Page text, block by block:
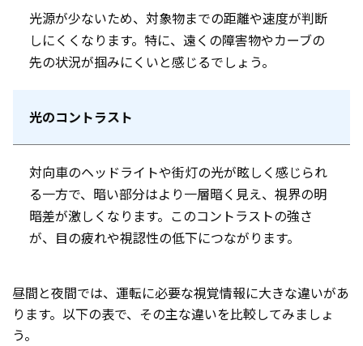
光源が少ないため、対象物までの距離や速度が判断
しにくくなります。特に、遠くの障害物やカーブの
先の状況が掴みにくいと感じるでしょう。
光のコントラスト
対向車のヘッドライトや街灯の光が眩しく感じられ
る一方で、暗い部分はより一層暗く見え、視界の明
暗差が激しくなります。このコントラストの強さ
が、目の疲れや視認性の低下につながります。
昼間と夜間では、運転に必要な視覚情報に大きな違いがあ
ります。以下の表で、その主な違いを比較してみましょ
う。